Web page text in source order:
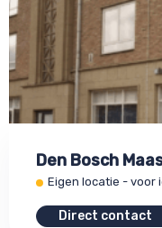
Den Bosch
Eigen locatie - voor
Direct contact